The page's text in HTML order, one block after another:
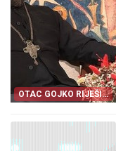
OTAC GOJKO RIJEŠIO
VJEČITU DILEMU